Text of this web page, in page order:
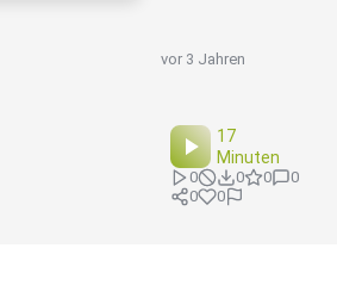
vor 3 Jahren
17
Minuten
0 0 0
0
0
0